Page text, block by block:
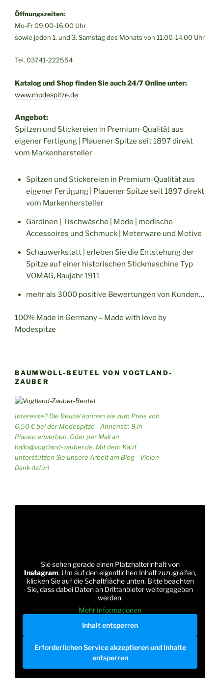
Öffnungszeiten:
Mo-Fr 09:00-16.00 Uhr
sowie jeden 1. und 3. Samstag des Monats von 11.00-14.00 Uhr
Tel. 03741-222554
Katalog und Shop finden Sie auch 24/7 Online unter:
www.modespitze.de
Angebot:
Spitzen und Stickereien in Premium-Qualität aus
eigener Fertigung | Plauener Spitze seit 1897 direkt
vom Markenhersteller
Spitzen und Stickereien in Premium-Qualität aus
eigener Fertigung | Plauener Spitze seit 1897 direkt
vom Markenhersteller
Gardinen | Tischwäsche | Mode | modische
Accessoires und Schmuck | Meterware und Motive
Schauwerkstatt | erleben Sie die Entstehung der
Spitze auf einer historischen Stickmaschine Typ
VOMAG, Baujahr 1911
mehr als 3000 positive Bewertungen von Kunden…
100% Made in Germany – Made with love by
Modespitze
BAUMWOLL-BEUTEL VON VOGTLAND-
ZAUBER
Interesse? Die Beutel können sie zum Preis von
6,50 € bei der Modespitze - Annenstr. 9 in
Plauen erwerben. Oder per Mail an
hallo@vogtland-zauber.de. Mit dem Kauf
unterstützen Sie unsere Arbeit am Blog - Vielen
Dank dafür!
Sie sehen gerade einen Platzhalterinhalt von
Instagram. Um auf den eigentlichen Inhalt zuzugreifen,
klicken Sie auf die Schaltfläche unten. Bitte beachten
Sie, dass dabei Daten an Drittanbieter weitergegeben
werden.
Mehr Informationen
Inhalt entsperren
Erforderlichen Service akzeptieren und Inhalte
entsperren